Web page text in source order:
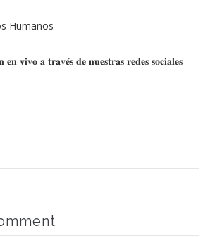
Humanos
𝐯𝐢𝐯𝐨 𝐚 𝐭𝐫𝐚𝐯𝐞́𝐬 𝐝𝐞 𝐧𝐮𝐞𝐬𝐭𝐫𝐚𝐬 𝐫𝐞𝐝𝐞𝐬 𝐬𝐨𝐜𝐢𝐚𝐥𝐞𝐬